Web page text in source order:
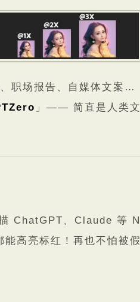
职场报告、自媒体文案…
」—— 简直是人类文
ChatGPT、Claude 等 N
高亮标红！再也不怕被假